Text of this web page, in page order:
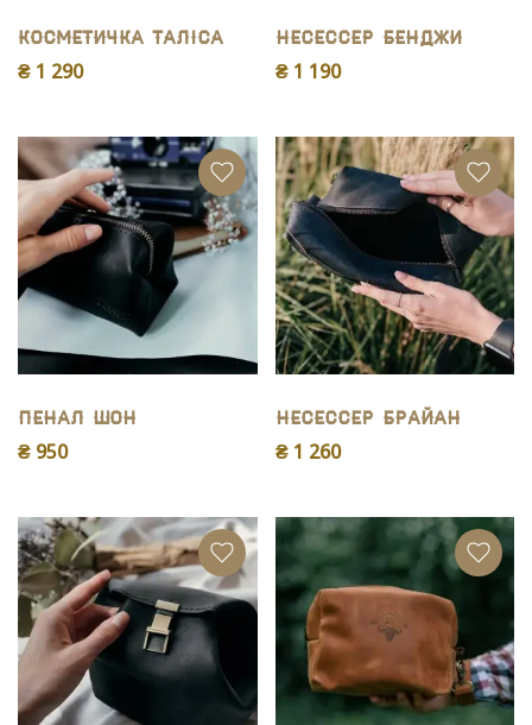
Косметичка Таліса
₴ 1 290
Несессер Бенджи
₴ 1 190
Пенал Шон
₴ 950
Несессер Брайан
₴ 1 260